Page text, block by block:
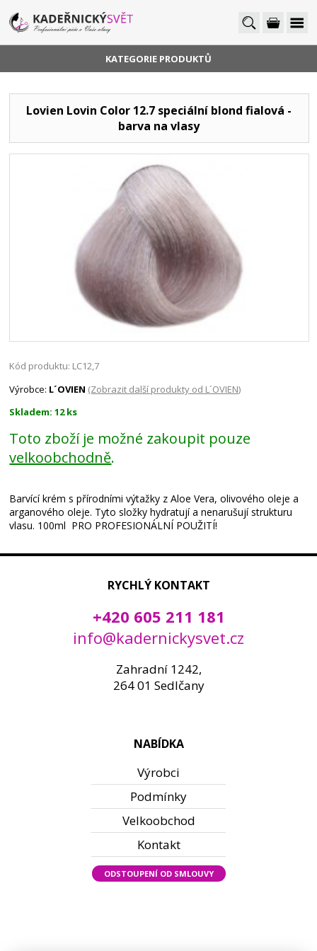
KATEGORIE PRODUKTŮ
Lovien Lovin Color 12.7 speciální blond fialová -
barva na vlasy
Kód produktu: LC12,7
Výrobce: L´OVIEN (Zobrazit další produkty od L´OVIEN)
Skladem: 12 ks
Toto zboží je možné zakoupit pouze
velkoobchodně.
Barvící krém s přírodními výtažky z Aloe Vera, olivového oleje a
arganového oleje. Tyto složky hydratují a nenarušují strukturu
vlasu. 100ml PRO PROFESIONÁLNÍ POUŽITÍ!
RYCHLÝ KONTAKT
+420 605 211 181
info@kadernickysvet.cz
Zahradní 1242,
264 01 Sedlčany
NABÍDKA
Výrobci
Podmínky
Velkoobchod
Kontakt
ODSTOUPENÍ OD SMLOUVY